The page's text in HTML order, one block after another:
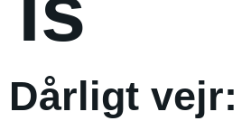
Dårligt